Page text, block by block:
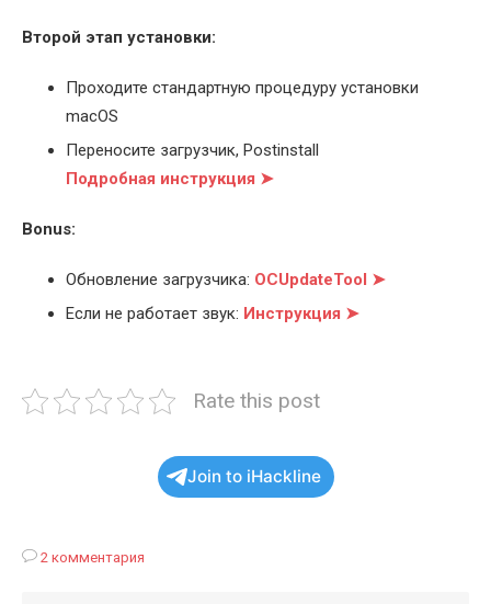
Второй этап установки:
Проходите стандартную процедуру установки
macOS
Переносите загрузчик, Postinstall
Подробная инструкция ➤
Bonus:
Обновление загрузчика: OCUpdateTool ➤
Если не работает звук: Инструкция ➤
Rate this post
Join to iHackline
2 комментария